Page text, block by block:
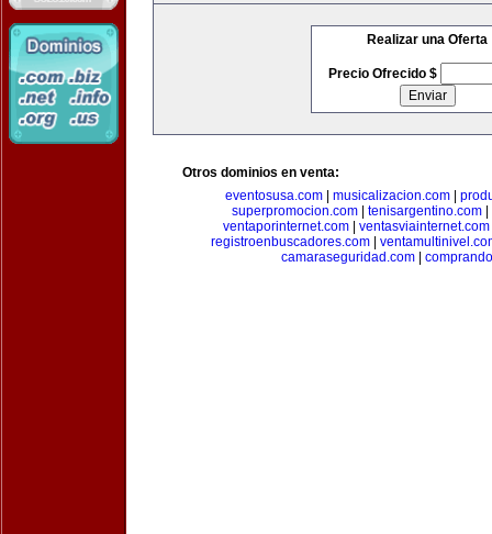
Realizar una Oferta
Precio Ofrecido $
Otros dominios en venta:
eventosusa.com| musicalizacion.com|
superpromocion.com
tenisargentino.com
ventaporinternet.com
ventasviainternet.com
registroenbuscadores.com
camaraseguridad.com|